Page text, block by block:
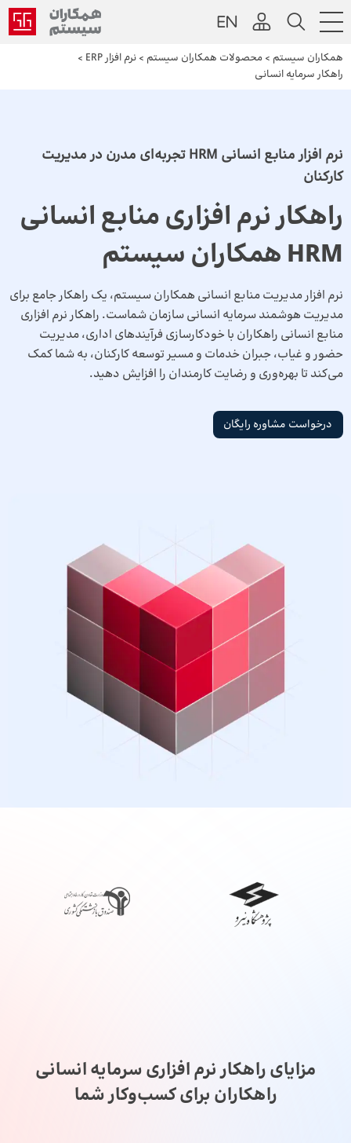
همکاران سیستم > محصولات همکاران سیستم > نرم افزار ERP
>
راهکار سرمایه انسانی
نرم افزار منابع انسانی HRM تجربه‌ای مدرن در مدیریت
کارکنان
راهکار نرم افزاری منابع انسانی
HRM همکاران سیستم
نرم افزار مدیریت منابع انسانی همکاران سیستم، یک راهکار جامع برای
مدیریت هوشمند سرمایه انسانی سازمان شماست. راهکار نرم افزاری
منابع انسانی راهکاران با خودکارسازی فرآیندهای اداری، مدیریت
حضور و غیاب، جبران خدمات و مسیر توسعه کارکنان، به شما کمک
می‌کند تا بهره‌وری و رضایت کارمندان را افزایش دهید.
درخواست مشاوره رایگان
مزایای راهکار نرم افزاری سرمایه انسانی
راهکاران برای کسب‌وکار شما